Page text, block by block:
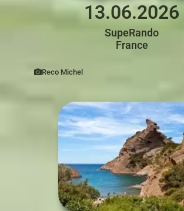
13.06.2026
SupeRando
France
Reco Michel